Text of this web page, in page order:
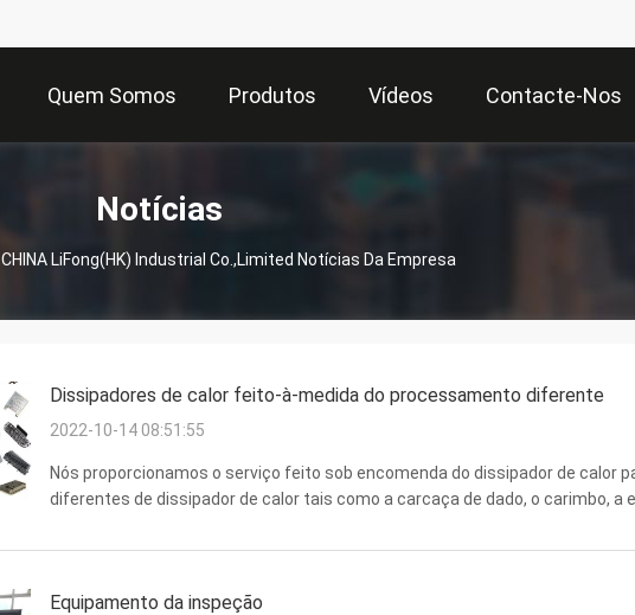
Quem Somos Produtos Vídeos Contacte-Nos
Notícias
CHINA LiFong(HK) Industrial Co.,Limited Notícias Da Empresa
Dissipadores de calor feito-à-medida do processamento diferente
2022-10-14 08:51:55
Nós proporcionamos o serviço feito sob encomenda do dissipador de calor
diferentes de dissipador de calor tais como a carcaça de dado, o carimbo, a
Equipamento da inspeção